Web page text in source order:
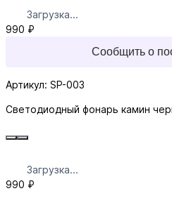
Загрузка...
990 ₽
Сообщить о
Артикул: SP-003
Светодиодный фонарь камин
Загрузка...
990 ₽